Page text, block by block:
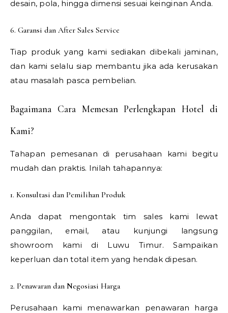
desain, pola, hingga dimensi sesuai keinginan Anda.
6. Garansi dan After Sales Service
Tiap produk yang kami sediakan dibekali jaminan,
dan kami selalu siap membantu jika ada kerusakan
atau masalah pasca pembelian.
Bagaimana Cara Memesan Perlengkapan Hotel di
Kami?
Tahapan pemesanan di perusahaan kami begitu
mudah dan praktis. Inilah tahapannya:
1. Konsultasi dan Pemilihan Produk
Anda dapat mengontak tim sales kami lewat
panggilan, email, atau kunjungi langsung
showroom kami di Luwu Timur. Sampaikan
keperluan dan total item yang hendak dipesan.
2. Penawaran dan Negosiasi Harga
Perusahaan kami menawarkan penawaran harga